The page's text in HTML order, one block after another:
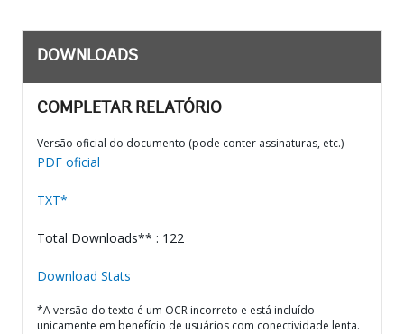
DOWNLOADS
COMPLETAR RELATÓRIO
Versão oficial do documento (pode conter assinaturas, etc.)
PDF oficial
TXT*
Total Downloads** : 122
Download Stats
*A versão do texto é um OCR incorreto e está incluído
unicamente em benefício de usuários com conectividade lenta.